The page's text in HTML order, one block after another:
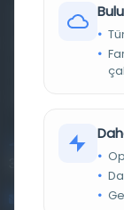
Farklı dönem,
basma eserleri,
materyalleri bir
Entertech Ofis: